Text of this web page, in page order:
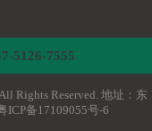
5126-7555
Rights Reserved. 地址：东
ICP备17109055号-6